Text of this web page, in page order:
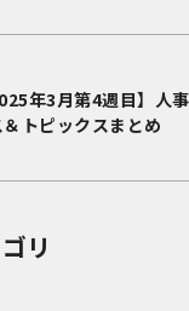
年3月第4週目】人
＆トピックスまとめ
リ